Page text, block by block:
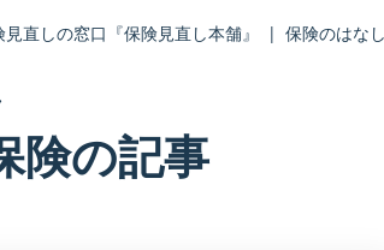
直しの窓口『保険見直し本舗』 | 保険のはなし
険の記事